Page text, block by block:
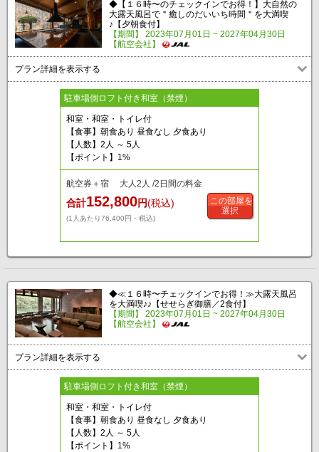
◆【１６時〜のチェックインでお得！】大自然の
大露天風呂で＂癒しのだいいち時間＂を大満喫
♪【夕朝食付】
【期間】 2023年07月01日 ~ 2027年04月30日
【航空会社】
プラン詳細を表示する
駐車場側ロフト付き和室（禁煙）
和室・和室・トイレ付
【食事】朝食あり 昼食なし 夕食あり
【人数】2人 ～ 5人
【ポイント】1%
航空券＋宿 大人2人 /2日間の料金
合計152,800円(税込)
(1人あたり76,400円・税込)
この部屋を
選択
◆≪１６時〜チェックインでお得！≫大露天風呂
を大満喫♪♪【せせらぎ御膳／2食付】
【期間】 2023年07月01日 ~ 2027年04月30日
【航空会社】
プラン詳細を表示する
駐車場側ロフト付き和室（禁煙）
和室・和室・トイレ付
【食事】朝食あり 昼食なし 夕食あり
【人数】2人 ～ 5人
【ポイント】1%